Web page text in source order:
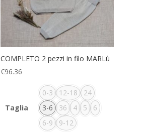
COMPLETO 2 pezzi in filo MARLù
€96.36
Taglia
0-3 12-18
24
3-6
36 4 5
6
6-9
9-12